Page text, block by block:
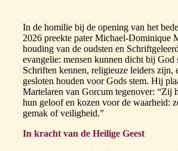
In de homilie bij de opening van het
2026 preekte pater Michael-Dominique
houding van de oudsten en
evangelie: mensen kunnen dicht bij God
Schriften kennen, religieuze leiders zijn,
gesloten houden voor Gods stem. Hij
Martelaren van Gorcum tegenover: “Zij
hun geloof en kozen voor de waarheid:
gemak of veiligheid.”
In kracht van de Heilige Geest